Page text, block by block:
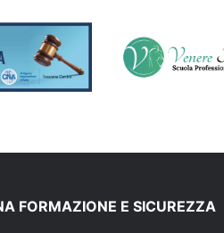
FORMAZIONE E SICUREZZA